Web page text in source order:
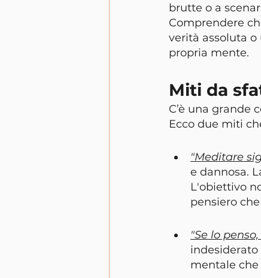
brutte o a
Comprendere
verità assoluta
propria mente.
Miti da
C’è una grande
Ecco due miti
"Meditare
e dannosa.
L'obiettivo
pensiero che
"Se lo
mentale